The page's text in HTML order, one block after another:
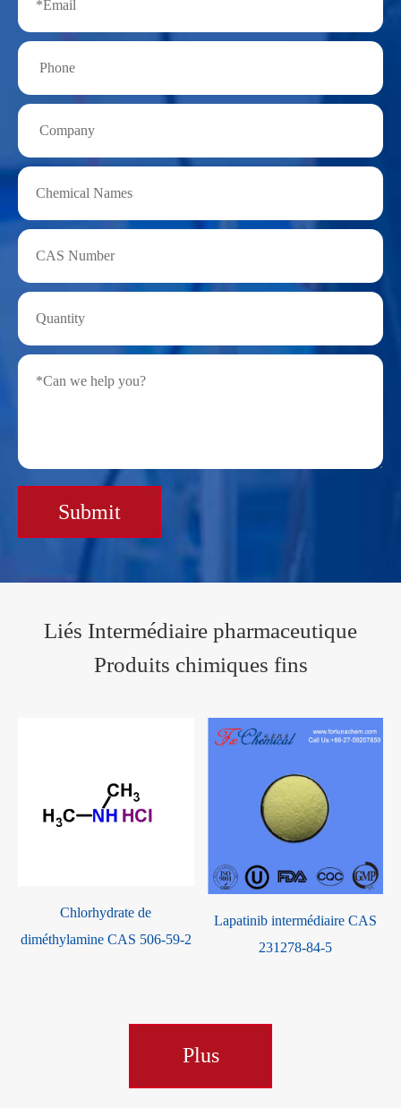
Submit
Liés Intermédiaire pharmaceutique
Produits chimiques fins
Chlorhydrate de
diméthylamine CAS 506-59-2
Lapatinib intermédiaire CAS
231278-84-5
Plus